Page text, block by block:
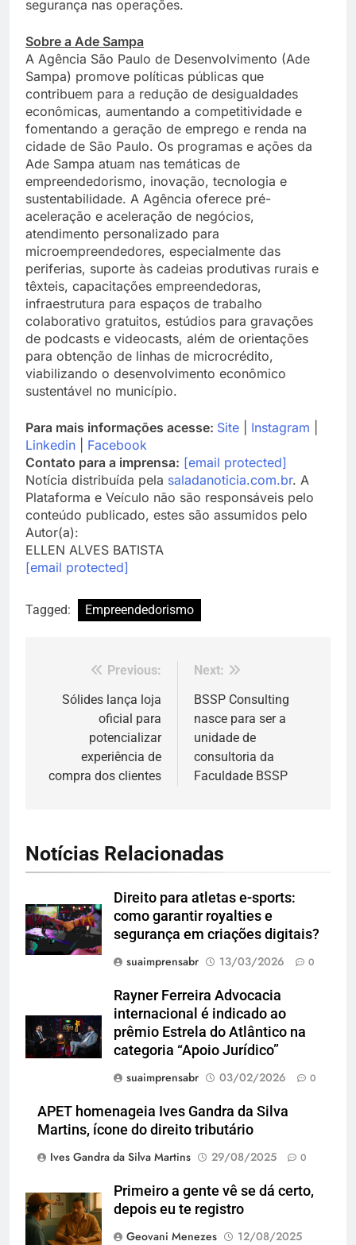
segurança nas operações.
Sobre a Ade Sampa
A Agência São Paulo de Desenvolvimento (Ade
Sampa) promove políticas públicas que
contribuem para a redução de desigualdades
econômicas, aumentando a competitividade e
fomentando a geração de emprego e renda na
cidade de São Paulo. Os programas e ações da
Ade Sampa atuam nas temáticas de
empreendedorismo, inovação, tecnologia e
sustentabilidade. A Agência oferece pré-
aceleração e aceleração de negócios,
atendimento personalizado para
microempreendedores, especialmente das
periferias, suporte às cadeias produtivas rurais e
têxteis, capacitações empreendedoras,
infraestrutura para espaços de trabalho
colaborativo gratuitos, estúdios para gravações
de podcasts e videocasts, além de orientações
para obtenção de linhas de microcrédito,
viabilizando o desenvolvimento econômico
sustentável no município.
Para mais informações acesse: Site Instagram
Linkedin
Facebook
Contato para a imprensa: [email protected]
Notícia distribuída pela saladanoticia.com.br. A
Plataforma e Veículo não são responsáveis pelo
conteúdo publicado, estes são assumidos pelo
Autor(a):
ELLEN ALVES BATISTA
[email protected]
Tagged: Empreendedorismo
Navegação
Previous:
Sólides lança loja
oficial para
potencializar
experiência de
compra dos clientes
Next:
BSSP Consulting
nasce para ser a
unidade de
consultoria da
Faculdade BSSP
Notícias Relacionadas
Direito para atletas e-sports:
como garantir royalties e
segurança em criações digitais?
suaimprensabr
13/03/2026 0
Rayner Ferreira Advocacia
internacional é indicado ao
prêmio Estrela do Atlântico na
categoria “Apoio Jurídico”
suaimprensabr
03/02/2026 0
APET homenageia Ives Gandra da Silva
Martins, ícone do direito tributário
Ives Gandra da Silva Martins
29/08/2025 0
Primeiro a gente vê se dá certo,
depois eu te registro
Geovani Menezes
12/08/2025